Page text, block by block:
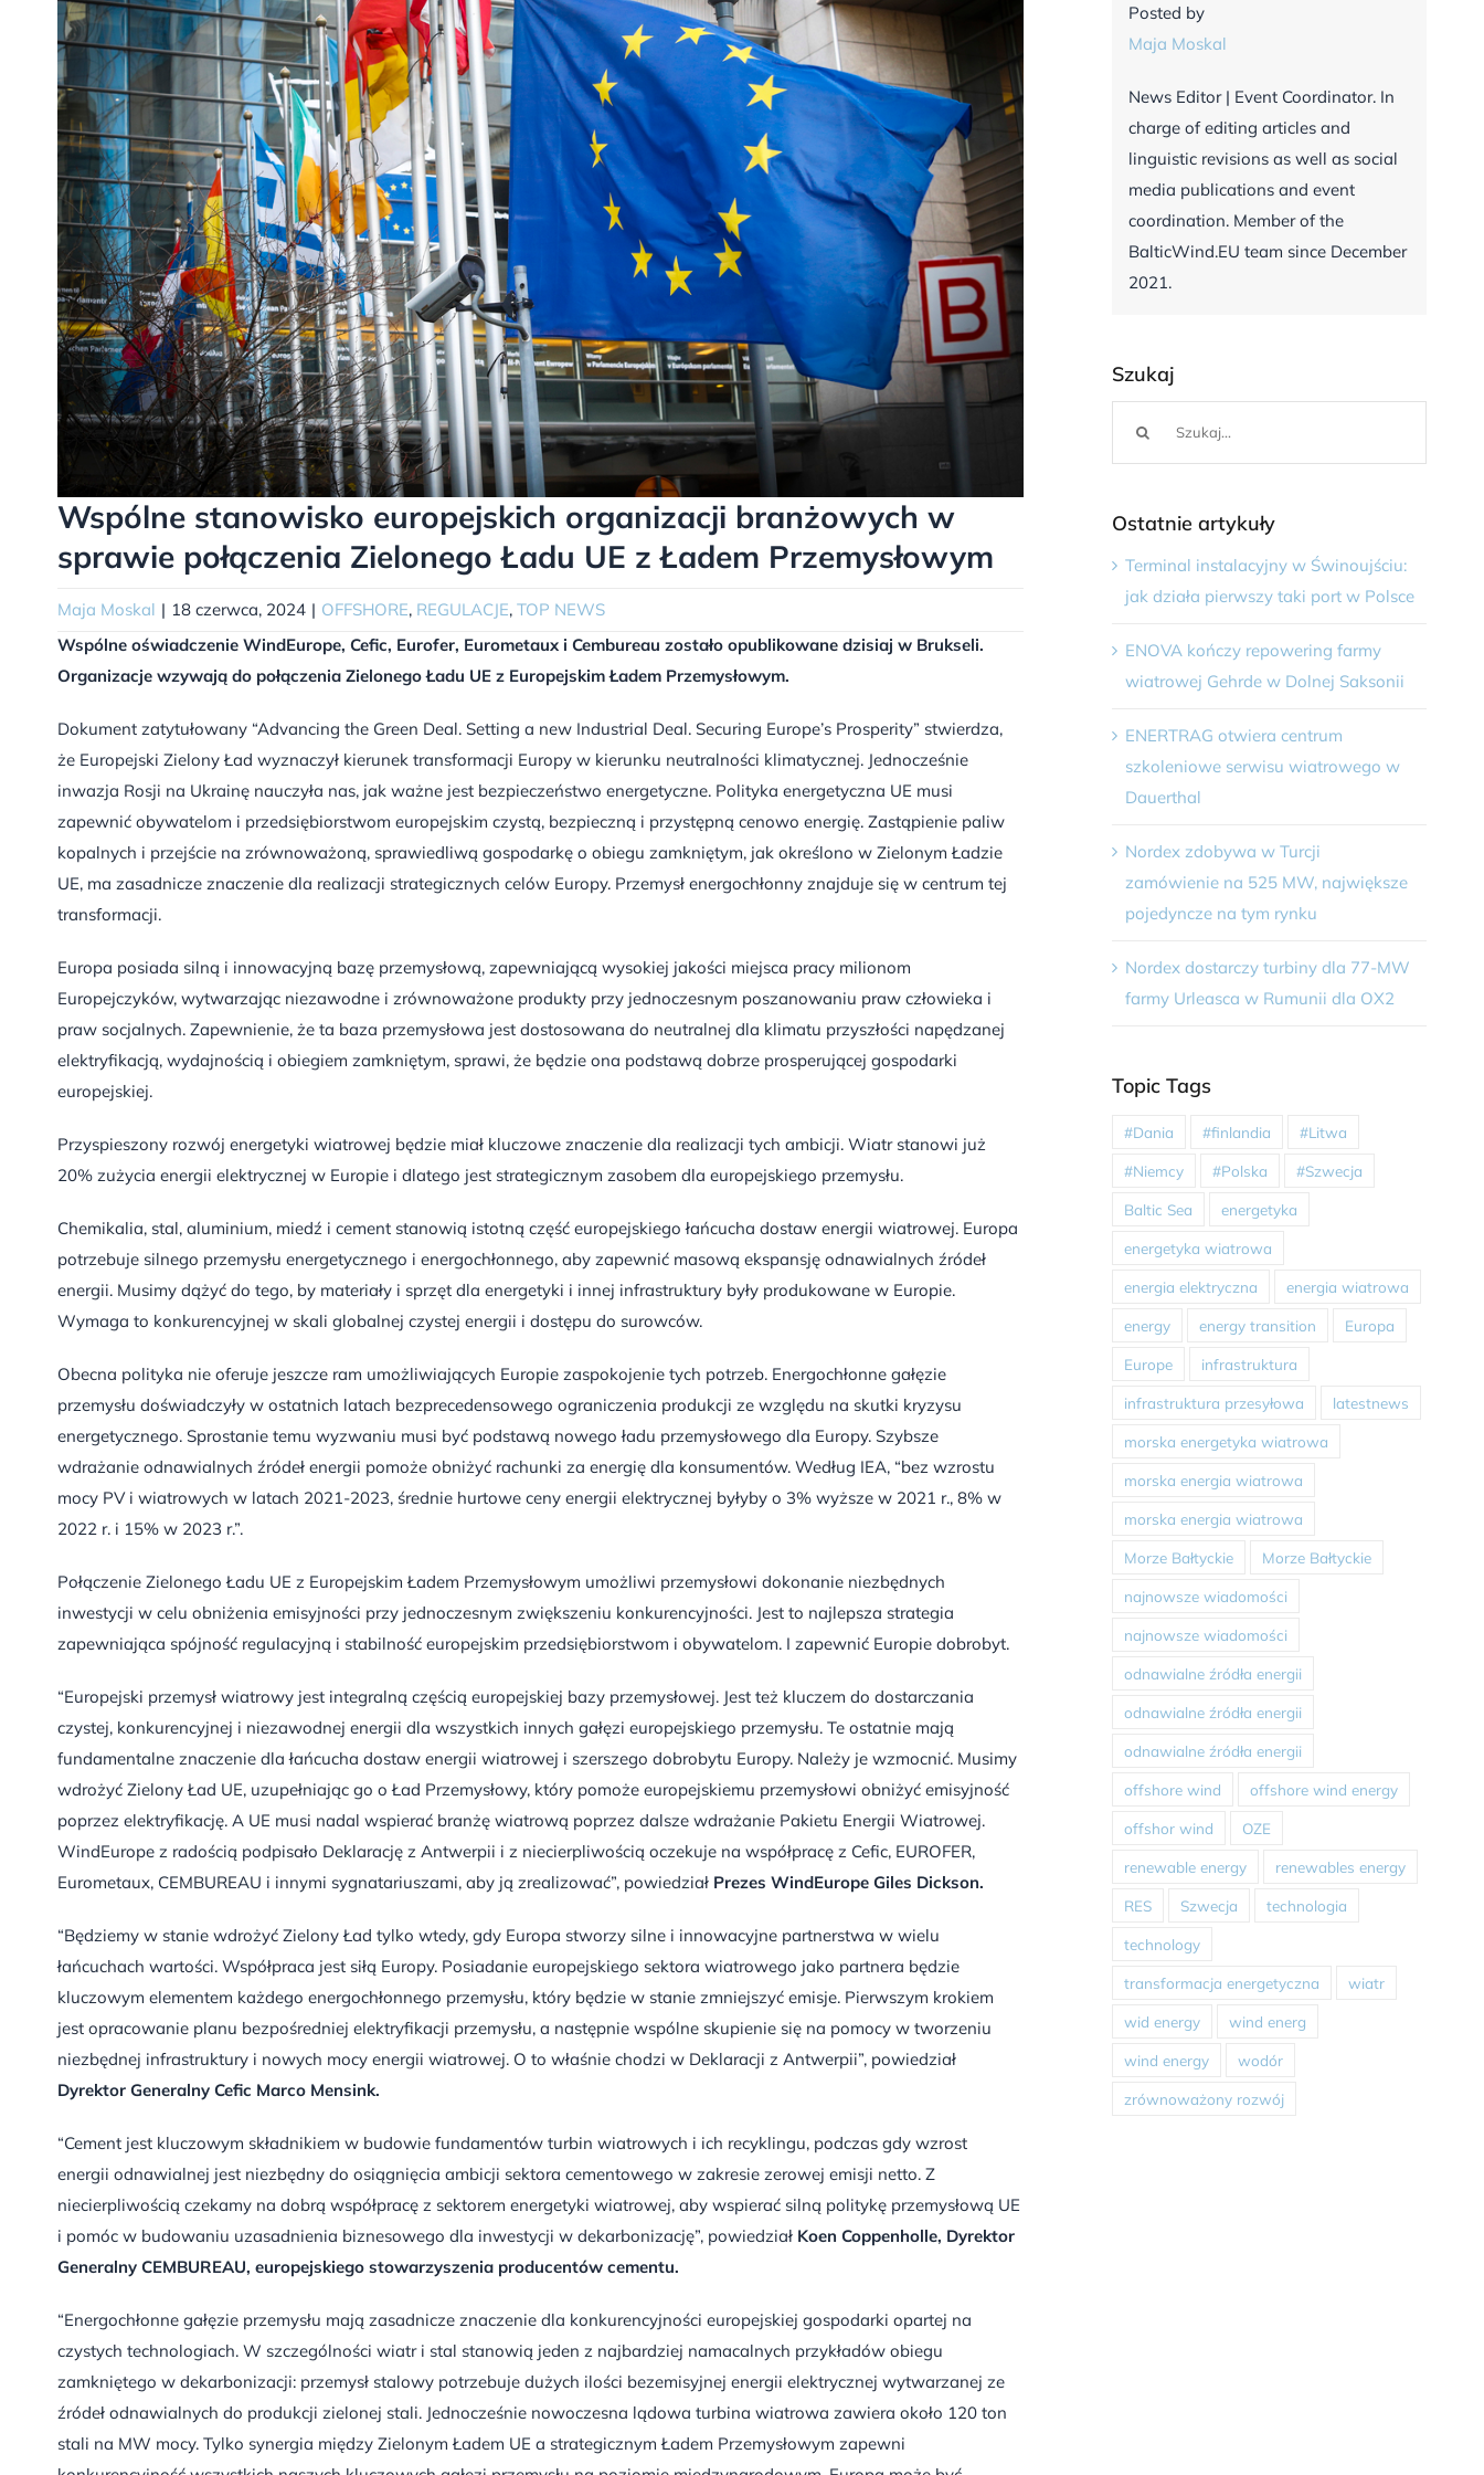
Wspólne stanowisko europejskich organizacji branżowych w
sprawie połączenia Zielonego Ładu UE z Ładem Przemysłowym
Maja Moskal | 18 czerwca, 2024 | OFFSHORE, REGULACJE, TOP NEWS
Wspólne oświadczenie WindEurope, Cefic, Eurofer, Eurometaux i Cembureau zostało opublikowane dzisiaj w Brukseli.
Organizacje wzywają do połączenia Zielonego Ładu UE z Europejskim Ładem Przemysłowym.
Dokument zatytułowany “Advancing the Green Deal. Setting a new Industrial Deal. Securing Europe’s Prosperity” stwierdza,
że Europejski Zielony Ład wyznaczył kierunek transformacji Europy w kierunku neutralności klimatycznej. Jednocześnie
inwazja Rosji na Ukrainę nauczyła nas, jak ważne jest bezpieczeństwo energetyczne. Polityka energetyczna UE musi
zapewnić obywatelom i przedsiębiorstwom europejskim czystą, bezpieczną i przystępną cenowo energię. Zastąpienie paliw
kopalnych i przejście na zrównoważoną, sprawiedliwą gospodarkę o obiegu zamkniętym, jak określono w Zielonym Ładzie
UE, ma zasadnicze znaczenie dla realizacji strategicznych celów Europy. Przemysł energochłonny znajduje się w centrum tej
transformacji.
Europa posiada silną i innowacyjną bazę przemysłową, zapewniającą wysokiej jakości miejsca pracy milionom
Europejczyków, wytwarzając niezawodne i zrównoważone produkty przy jednoczesnym poszanowaniu praw człowieka i
praw socjalnych. Zapewnienie, że ta baza przemysłowa jest dostosowana do neutralnej dla klimatu przyszłości napędzanej
elektryfikacją, wydajnością i obiegiem zamkniętym, sprawi, że będzie ona podstawą dobrze prosperującej gospodarki
europejskiej.
Przyspieszony rozwój energetyki wiatrowej będzie miał kluczowe znaczenie dla realizacji tych ambicji. Wiatr stanowi już
20% zużycia energii elektrycznej w Europie i dlatego jest strategicznym zasobem dla europejskiego przemysłu.
Chemikalia, stal, aluminium, miedź i cement stanowią istotną część europejskiego łańcucha dostaw energii wiatrowej. Europa
potrzebuje silnego przemysłu energetycznego i energochłonnego, aby zapewnić masową ekspansję odnawialnych źródeł
energii. Musimy dążyć do tego, by materiały i sprzęt dla energetyki i innej infrastruktury były produkowane w Europie.
Wymaga to konkurencyjnej w skali globalnej czystej energii i dostępu do surowców.
Obecna polityka nie oferuje jeszcze ram umożliwiających Europie zaspokojenie tych potrzeb. Energochłonne gałęzie
przemysłu doświadczyły w ostatnich latach bezprecedensowego ograniczenia produkcji ze względu na skutki kryzysu
energetycznego. Sprostanie temu wyzwaniu musi być podstawą nowego ładu przemysłowego dla Europy. Szybsze
wdrażanie odnawialnych źródeł energii pomoże obniżyć rachunki za energię dla konsumentów. Według IEA, “bez wzrostu
mocy PV i wiatrowych w latach 2021-2023, średnie hurtowe ceny energii elektrycznej byłyby o 3% wyższe w 2021 r., 8% w
2022 r. i 15% w 2023 r.”.
Połączenie Zielonego Ładu UE z Europejskim Ładem Przemysłowym umożliwi przemysłowi dokonanie niezbędnych
inwestycji w celu obniżenia emisyjności przy jednoczesnym zwiększeniu konkurencyjności. Jest to najlepsza strategia
zapewniająca spójność regulacyjną i stabilność europejskim przedsiębiorstwom i obywatelom. I zapewnić Europie dobrobyt.
“Europejski przemysł wiatrowy jest integralną częścią europejskiej bazy przemysłowej. Jest też kluczem do dostarczania
czystej, konkurencyjnej i niezawodnej energii dla wszystkich innych gałęzi europejskiego przemysłu. Te ostatnie mają
fundamentalne znaczenie dla łańcucha dostaw energii wiatrowej i szerszego dobrobytu Europy. Należy je wzmocnić. Musimy
wdrożyć Zielony Ład UE, uzupełniając go o Ład Przemysłowy, który pomoże europejskiemu przemysłowi obniżyć emisyjność
poprzez elektryfikację. A UE musi nadal wspierać branżę wiatrową poprzez dalsze wdrażanie Pakietu Energii Wiatrowej.
WindEurope z radością podpisało Deklarację z Antwerpii i z niecierpliwością oczekuje na współpracę z Cefic, EUROFER,
Eurometaux, CEMBUREAU i innymi sygnatariuszami, aby ją zrealizować”, powiedział Prezes WindEurope Giles Dickson.
“Będziemy w stanie wdrożyć Zielony Ład tylko wtedy, gdy Europa stworzy silne i innowacyjne partnerstwa w wielu
łańcuchach wartości. Współpraca jest siłą Europy. Posiadanie europejskiego sektora wiatrowego jako partnera będzie
kluczowym elementem każdego energochłonnego przemysłu, który będzie w stanie zmniejszyć emisje. Pierwszym krokiem
jest opracowanie planu bezpośredniej elektryfikacji przemysłu, a następnie wspólne skupienie się na pomocy w tworzeniu
niezbędnej infrastruktury i nowych mocy energii wiatrowej. O to właśnie chodzi w Deklaracji z Antwerpii”, powiedział
Dyrektor Generalny Cefic Marco Mensink.
“Cement jest kluczowym składnikiem w budowie fundamentów turbin wiatrowych i ich recyklingu, podczas gdy wzrost
energii odnawialnej jest niezbędny do osiągnięcia ambicji sektora cementowego w zakresie zerowej emisji netto. Z
niecierpliwością czekamy na dobrą współpracę z sektorem energetyki wiatrowej, aby wspierać silną politykę przemysłową UE
i pomóc w budowaniu uzasadnienia biznesowego dla inwestycji w dekarbonizację”, powiedział Koen Coppenholle, Dyrektor
Generalny CEMBUREAU, europejskiego stowarzyszenia producentów cementu.
“Energochłonne gałęzie przemysłu mają zasadnicze znaczenie dla konkurencyjności europejskiej gospodarki opartej na
czystych technologiach. W szczególności wiatr i stal stanowią jeden z najbardziej namacalnych przykładów obiegu
zamkniętego w dekarbonizacji: przemysł stalowy potrzebuje dużych ilości bezemisyjnej energii elektrycznej wytwarzanej ze
źródeł odnawialnych do produkcji zielonej stali. Jednocześnie nowoczesna lądowa turbina wiatrowa zawiera około 120 ton
stali na MW mocy. Tylko synergia między Zielonym Ładem UE a strategicznym Ładem Przemysłowym zapewni
Posted by
Maja Moskal
News Editor | Event Coordinator. In
charge of editing articles and
linguistic revisions as well as social
media publications and event
coordination. Member of the
BalticWind.EU team since December
2021.
Szukaj
Ostatnie artykuły
Terminal instalacyjny w Świnoujściu:
jak działa pierwszy taki port w Polsce
ENOVA kończy repowering farmy
wiatrowej Gehrde w Dolnej Saksonii
ENERTRAG otwiera centrum
szkoleniowe serwisu wiatrowego w
Dauerthal
Nordex zdobywa w Turcji
zamówienie na 525 MW, największe
pojedyncze na tym rynku
Nordex dostarczy turbiny dla 77-MW
farmy Urleasca w Rumunii dla OX2
Topic Tags
#Dania #finlandia #Litwa
#Niemcy #Polska #Szwecja
Baltic Sea energetyka
energetyka wiatrowa
energia elektryczna energia wiatrowa
energy energy transition Europa
Europe infrastruktura
infrastruktura przesyłowa latestnews
morska energetyka wiatrowa
morska energia wiatrowa
morska energia wiatrowa
Morze Bałtyckie Morze Bałtyckie
najnowsze wiadomości
najnowsze wiadomości
odnawialne źródła energii
odnawialne źródła energii
odnawialne źródła energii
offshore wind offshore wind energy
offshor wind OZE
renewable energy renewables energy
RES Szwecja technologia
technology
transformacja energetyczna wiatr
wid energy wind energ
wind energy wodór
zrównoważony rozwój